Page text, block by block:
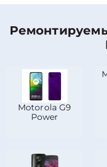
Motorola G9
Power